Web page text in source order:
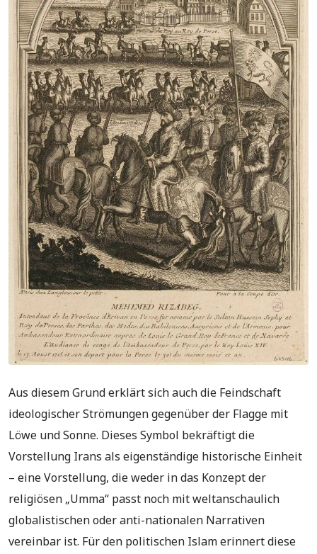
Aus diesem Grund erklärt sich auch die Feindschaft
ideologischer Strömungen gegenüber der Flagge mit
Löwe und Sonne. Dieses Symbol bekräftigt die
Vorstellung Irans als eigenständige historische Einheit
– eine Vorstellung, die weder in das Konzept der
religiösen „Umma“ passt noch mit weltanschaulich
globalistischen oder anti-nationalen Narrativen
vereinbar ist. Für den politischen Islam erinnert diese